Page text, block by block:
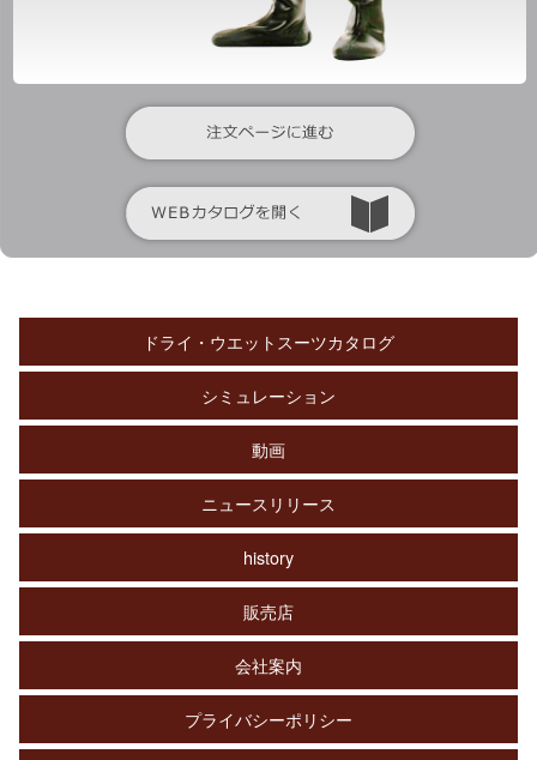
ドライ・ウエットスーツカタログ
シミュレーション
動画
ニュースリリース
history
販売店
会社案内
プライバシーポリシー